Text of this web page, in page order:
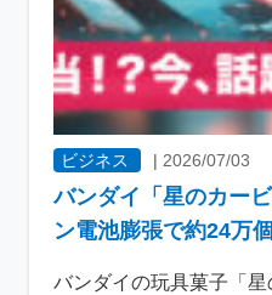
ビジネス |2026/07/03
バンダイ「星のカー
ン電池膨張で約24万
バンダイの玩具菓子「星